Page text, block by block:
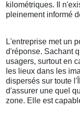
kilométriques. Il
pleinement informé
L'entreprise met un
d'réponse. Sachant
usagers, surtout en
les lieux dans les
dispersés sur toute
d'assurer une quel
zone. Elle est